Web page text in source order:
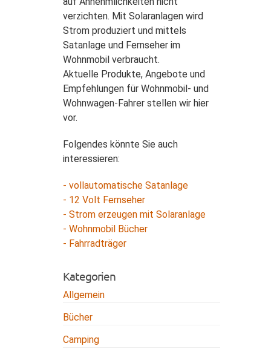
verzichten. Mit Solaranlagen wird
Strom produziert und mittels
Satanlage und Fernseher im
Wohnmobil verbraucht.
Aktuelle Produkte, Angebote und
Empfehlungen für Wohnmobil- und
Wohnwagen-Fahrer stellen wir hier
vor.
Folgendes könnte Sie auch
interessieren:
- vollautomatische Satanlage
- 12 Volt Fernseher
- Strom erzeugen mit Solaranlage
- Wohnmobil Bücher
- Fahrradträger
Kategorien
Allgemein
Bücher
Camping